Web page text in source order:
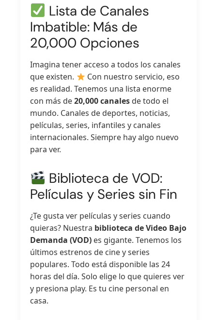
Lista de Canales
Imbatible: Más de
20,000 Opciones
Imagina tener acceso a todos los canales
que existen.
Con nuestro servicio, eso
es realidad. Tenemos una lista enorme
con más de20,000 canales de todo el
mundo. Canales de deportes, noticias,
películas, series, infantiles y canales
internacionales. Siempre hay algo nuevo
para ver.
Biblioteca de VOD:
Películas y Series sin Fin
¿Te gusta ver películas y series cuando
quieras? Nuestra biblioteca de Video Bajo
Demanda (VOD) es gigante. Tenemos los
últimos estrenos de cine y series
populares. Todo está disponible las 24
horas del día. Solo elige lo que quieres ver
y presiona play. Es tu cine personal en
casa.